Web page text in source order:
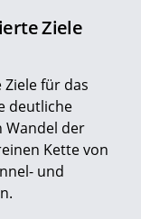
Ziele
für das
deutliche
Wandel der
Kette von
und